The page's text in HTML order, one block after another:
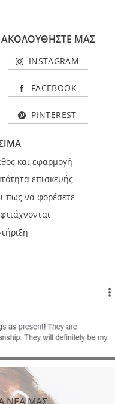
ΑΚΟΛΟΥΘΗΣΤΕ ΜΑΣ
INSTAGRAM
FACEBOOK
PINTEREST
και εφαρμογή
επισκευής
πως να φορέσετε